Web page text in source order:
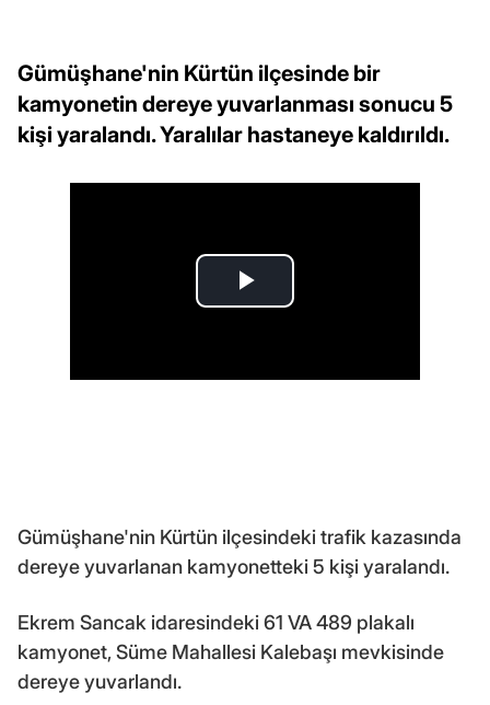
Gümüşhane'nin Kürtün ilçesinde bir
kamyonetin dereye yuvarlanması sonucu 5
kişi yaralandı. Yaralılar hastaneye kaldırıldı.
Gümüşhane'nin Kürtün ilçesindeki trafik kazasında
dereye yuvarlanan kamyonetteki 5 kişi yaralandı.
Ekrem Sancak idaresindeki 61 VA 489 plakalı
kamyonet, Süme Mahallesi Kalebaşı mevkisinde
dereye yuvarlandı.